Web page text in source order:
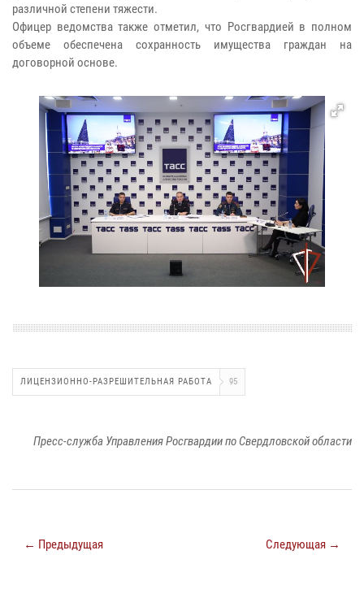
различной степени тяжести.
Офицер ведомства также отметил, что Росгвардией в полном
объеме обеспечена сохранность имущества граждан на
договорной основе.
ЛИЦЕНЗИОННО-РАЗРЕШИТЕЛЬНАЯ РАБОТА 95
Пресс-служба Управления Росгвардии по Свердловской области
← Предыдущая Следующая →